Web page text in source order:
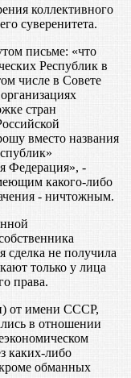
коллективного
суверенитета.
письме: «что
Республик в
числе в Совете
стран
вместо названия
Федерация», -
какого-либо
- ничтожным.
сделка не получила
только у лица
права.
от имени СССР,
в отношении
каких-либо
обманных